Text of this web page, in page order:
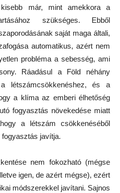
már, mint amekkora a
szükséges. Ebből
saját maga általi,
automatikus, azért nem
probléma a sebesség, ami
Ráadásul a Föld néhány
létszámcsökkenéshez, és a
a klíma az emberi élhetőség
fogyasztás növekedése miatt
a létszám csökkenéséből
javítja.
nem fokozható (mégse
igen, de azért mégse), ezért
módszerekkel javítani. Sajnos